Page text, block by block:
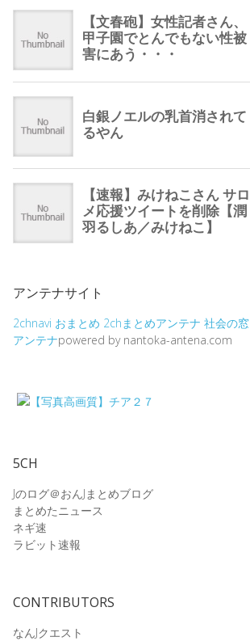
アンテナサイト
2chnavi おまとめ 2chまとめアンテナ 社会の窓
アンテナpowered by nantoka-antena.com
5CH
Jのログ＠おんJまとめブログ
まとめたニュース
ネギ速
ラビット速報
CONTRIBUTORS
なんJクエスト